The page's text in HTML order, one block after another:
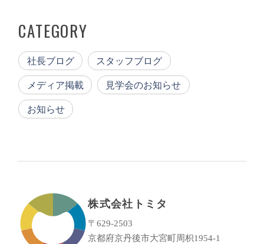
CATEGORY
社長ブログ スタッフブログ
メディア掲載 見学会のお知らせ
お知らせ
株式会社トミタ
〒629-2503
京都府京丹後市大宮町周枳1954-1